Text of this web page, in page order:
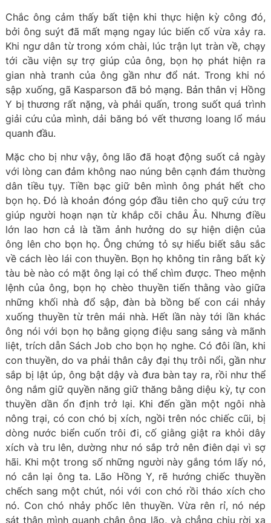
Chắc ông cảm thấy bất tiện khi thực hiện kỳ công đó,
bởi ông suýt đã mất mạng ngay lúc biến cố vừa xảy ra.
Khi ngư dân từ trong xóm chài, lúc trận lụt tràn về, chạy
tới cầu viện sự trợ giúp của ông, bọn họ phát hiện ra
gian nhà tranh của ông gần như đổ nát. Trong khi nó
sập xuống, gã Kasparson đã bỏ mạng. Bản thân vị Hồng
Y bị thương rất nặng, và phải quấn, trong suốt quá trình
giải cứu của mình, dải băng bó vết thương loang lổ máu
quanh đầu.
Mặc cho bị như vậy, ông lão đã hoạt động suốt cả ngày
với lòng can đảm không nao núng bên cạnh đám thường
dân tiều tụy. Tiền bạc giữ bên mình ông phát hết cho
bọn họ. Đó là khoản đóng góp đầu tiên cho quỹ cứu trợ
giúp người hoạn nạn từ khắp cõi châu Âu. Nhưng điều
lớn lao hơn cả là tầm ảnh hưởng do sự hiện diện của
ông lên cho bọn họ. Ông chứng tỏ sự hiểu biết sâu sắc
về cách lèo lái con thuyền. Bọn họ không tin rằng bất kỳ
tàu bè nào có mặt ông lại có thể chìm được. Theo mệnh
lệnh của ông, bọn họ chèo thuyền tiến thằng vào giữa
những khối nhà đổ sập, đàn bà bồng bế con cái nhảy
xuống thuyền từ trên mái nhà. Hết lần này tới lần khác
ông nói với bọn họ bằng giọng điệu sang sảng và mãnh
liệt, trích dẫn Sách Job cho bọn họ nghe. Có đôi lần, khi
con thuyền, do va phải thân cây đại thụ trôi nổi, gần như
sắp bị lật úp, ông bật dậy và đưa bàn tay ra, rồi như thể
ông nắm giữ quyền năng giữ thăng bằng diệu kỳ, tự con
thuyền dần ổn định trở lại. Khi đến gần một ngôi nhà
nông trại, có con chó bị xích, ngồi trên nóc chiếc cũi, bị
dòng nước biển cuốn trôi đi, cố giằng giật ra khỏi dây
xích và tru lên, dường như nó sắp trở nên điên dại vì sợ
hãi. Khi một trong số những người này gắng tóm lấy nó,
nó cắn lại ông ta. Lão Hồng Y, rẽ hướng chiếc thuyền
chếch sang một chút, nói với con chó rồi tháo xích cho
nó. Con chó nhảy phốc lên thuyền. Vừa rên rỉ, nó nép
sát thân mình quanh chân ông lão, và chẳng chịu rời xa